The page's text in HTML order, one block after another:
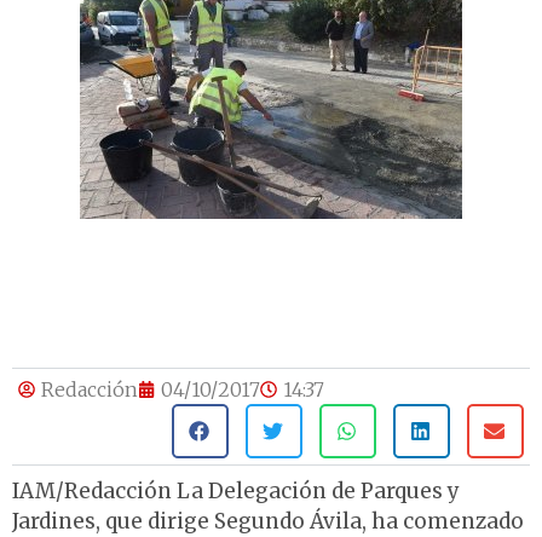
Redacción 04/10/2017 14:37
IAM/Redacción La Delegación de Parques y
Jardines, que dirige Segundo Ávila, ha comenzado